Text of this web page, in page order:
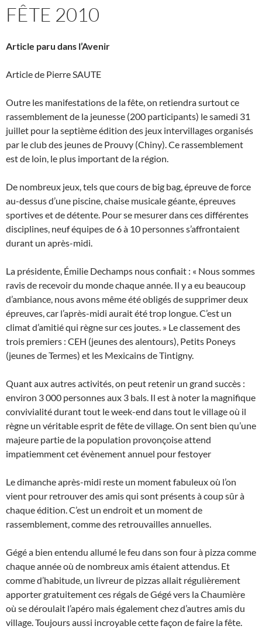
FÊTE 2010
Article paru dans l’Avenir
Article de Pierre SAUTE
Outre les manifestations de la fête, on retiendra surtout ce
rassemblement de la jeunesse (200 participants) le samedi 31
juillet pour la septième édition des jeux intervillages organisés
par le club des jeunes de Prouvy (Chiny). Ce rassemblement
est de loin, le plus important de la région.
De nombreux jeux, tels que cours de big bag, épreuve de force
au-dessus d’une piscine, chaise musicale géante, épreuves
sportives et de détente. Pour se mesurer dans ces différentes
disciplines, neuf équipes de 6 à 10 personnes s’affrontaient
durant un après-midi.
La présidente, Émilie Dechamps nous confiait : « Nous sommes
ravis de recevoir du monde chaque année. Il y a eu beaucoup
d’ambiance, nous avons même été obligés de supprimer deux
épreuves, car l’après-midi aurait été trop longue. C’est un
climat d’amitié qui règne sur ces joutes. » Le classement des
trois premiers : CEH (jeunes des alentours), Petits Poneys
(jeunes de Termes) et les Mexicains de Tintigny.
Quant aux autres activités, on peut retenir un grand succès :
environ 3 000 personnes aux 3 bals. Il est à noter la magnifique
convivialité durant tout le week-end dans tout le village où il
règne un véritable esprit de fête de village. On sent bien qu’une
majeure partie de la population provonçoise attend
impatiemment cet évènement annuel pour festoyer
Le dimanche après-midi reste un moment fabuleux où l’on
vient pour retrouver des amis qui sont présents à coup sûr à
chaque édition. C’est un endroit et un moment de
rassemblement, comme des retrouvailles annuelles.
Gégé a bien entendu allumé le feu dans son four à pizza comme
chaque année où de nombreux amis étaient attendus. Et
comme d’habitude, un livreur de pizzas allait régulièrement
apporter gratuitement ces régals de Gégé vers la Chaumière
où se déroulait l’apéro mais également chez d’autres amis du
village. Toujours aussi incroyable cette façon de faire la fête.